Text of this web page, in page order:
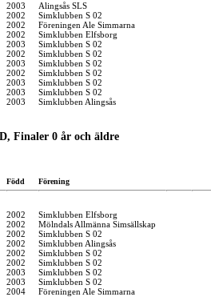
2003
Alingsås SLS
2002
Simklubben S 02
2002
Föreningen Ale Simmarna
2002
Simklubben Elfsborg
2003
Simklubben S 02
2002
Simklubben S 02
2003
Simklubben S 02
2002
Simklubben S 02
2003
Simklubben S 02
2003
Simklubben S 02
2003 Simklubben Alingsås
Finaler 0 år och äldre
Född Förening
2002
Simklubben Elfsborg
2002
Mölndals Allmänna Simsällskap
2002
Simklubben S 02
2002
Simklubben Alingsås
2002
Simklubben S 02
2002
Simklubben S 02
2003
Simklubben S 02
2003
Simklubben S 02
2004 Föreningen Ale Simmarna